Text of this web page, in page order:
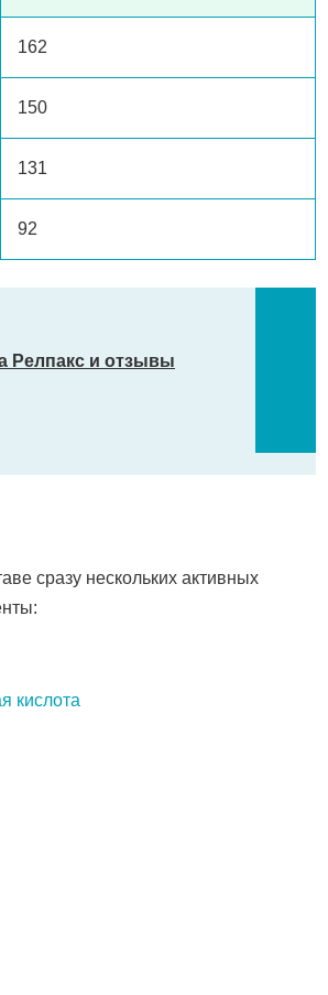
162
150
131
92
Релпакс и отзывы
сразу нескольких активных